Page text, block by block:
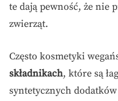
te dają pewność, że nie
zwierząt.
Często kosmetyki
składnikach, które są
syntetycznych